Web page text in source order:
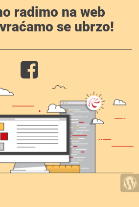
radimo na web
se ubrzo!